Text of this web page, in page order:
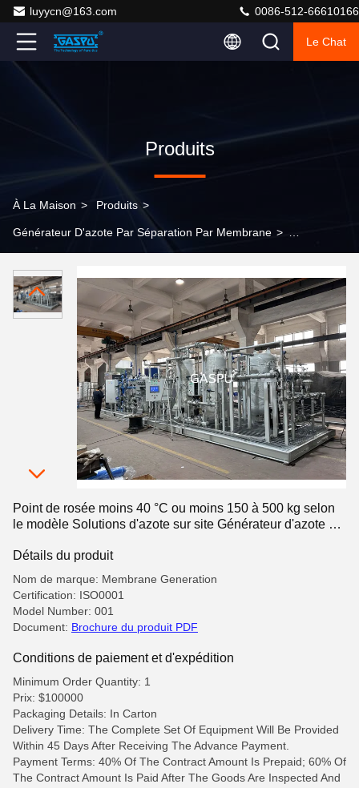
luyycn@163.com 0086-512-66610166
Le Chat
Produits
À La Maison > Produits >
Générateur D'azote Par Séparation Par Membrane >
selon le modèle Solutions d'azote sur site Générateur
d'azote de séparation
Point de rosée moins 40 °C ou moins 150 à 500 kg selon
le modèle Solutions d'azote sur site Générateur d'azote de
Détails du produit
Nom de marque: Membrane Generation
Certification: ISO0001
Model Number: 001
Document: Brochure du produit PDF
Conditions de paiement et d'expédition
Minimum Order Quantity: 1
Prix: $100000
Packaging Details: In Carton
Delivery Time: The Complete Set Of Equipment Will Be Provided
Within 45 Days After Receiving The Advance Payment.
Payment Terms: 40% Of The Contract Amount Is Prepaid; 60% Of
The Contract Amount Is Paid After The Goods Are Inspected And